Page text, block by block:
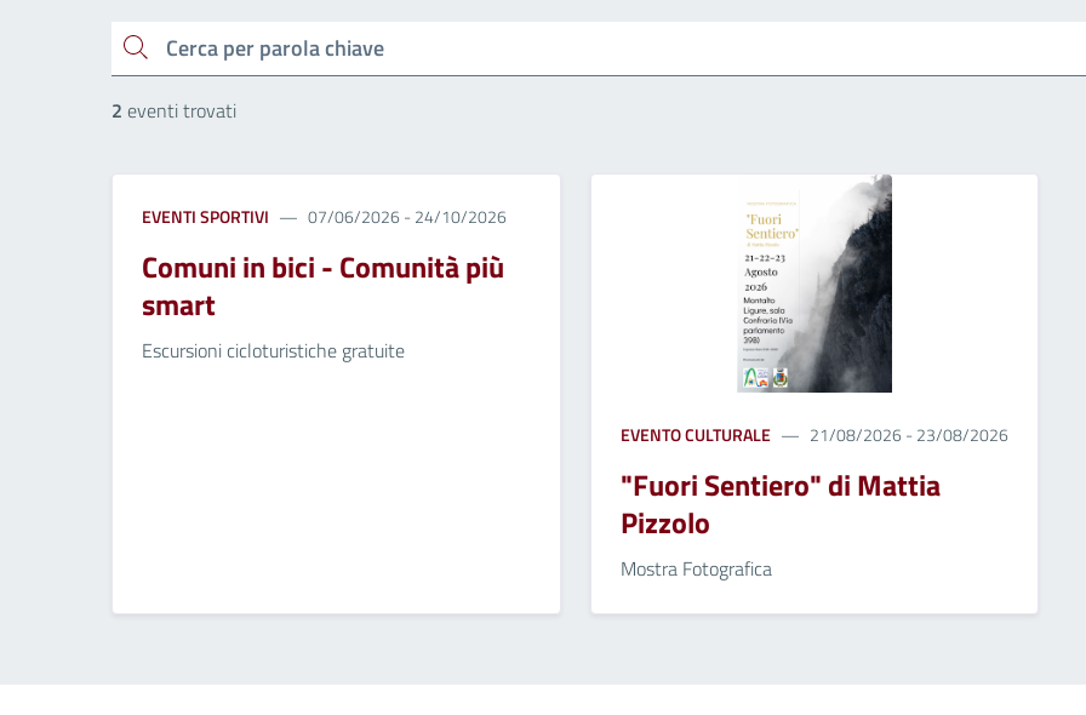
cerca
2 eventi trovati
EVENTI SPORTIVI 07/06/2026 - 24/10/2026
Comuni in bici - Comunità più
smart
Escursioni cicloturistiche gratuite
EVENTO CULTURALE 21/08/2026 - 23/08/2026
"Fuori Sentiero" di Mattia
Pizzolo
Mostra Fotografica